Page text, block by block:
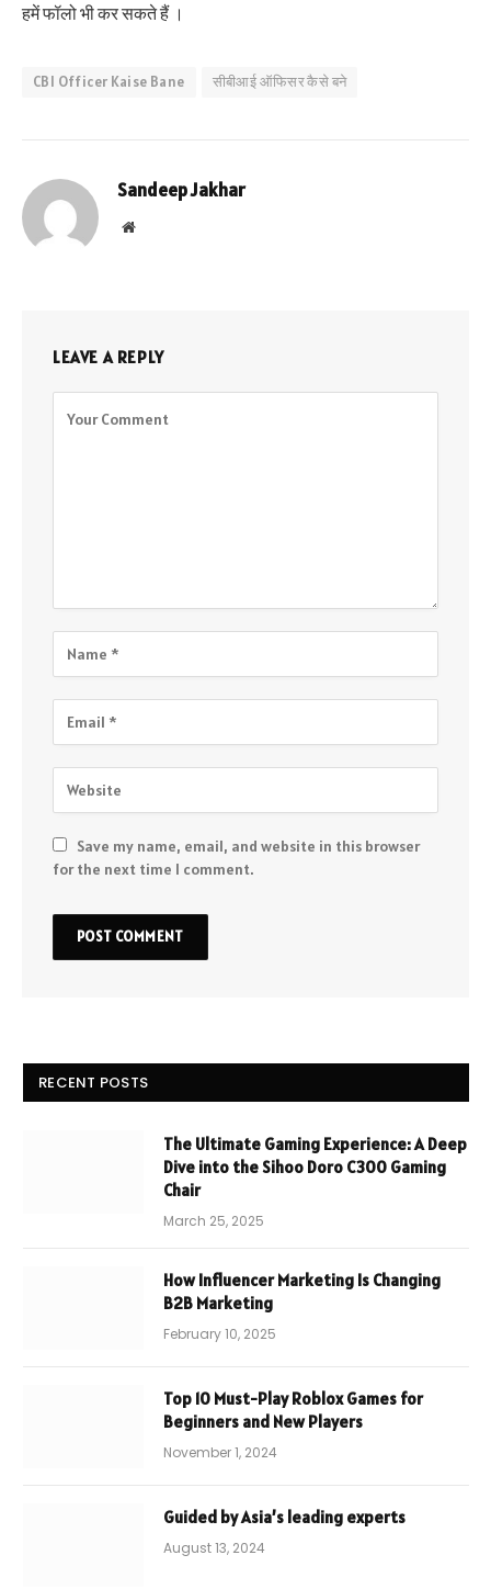
हमें फॉलो भी कर सकते हैं ।
CBI Officer Kaise Bane सीबीआई ऑफिसर कैसे बने
Sandeep Jakhar
Website
LEAVE A REPLY
Save my name, email, and website in this browser
for the next time I comment.
RECENT POSTS
The Ultimate Gaming Experience: A Deep
Dive into the Sihoo Doro C300 Gaming
Chair
March 25, 2025
How Influencer Marketing Is Changing
B2B Marketing
February 10, 2025
Top 10 Must-Play Roblox Games for
Beginners and New Players
November 1, 2024
Guided by Asia’s leading experts
August 13, 2024